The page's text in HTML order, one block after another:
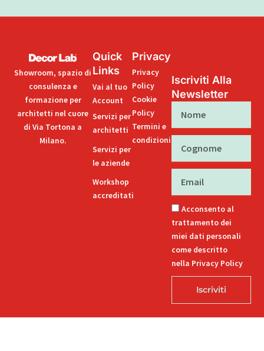
Showroom, spazio di
consulenza e
formazione per
architetti nel cuore
di Via Tortona a
Milano.
Quick
Links
Vai al tuo
Account
Servizi per
architetti
Servizi per
le aziende
Workshop
accreditati
Privacy
Privacy
Policy
Cookie
Policy
Termini e
condizioni
Iscriviti Alla
Newsletter
Acconsento al
trattamento dei
miei dati personali
come descritto
nella Privacy Policy
Iscriviti